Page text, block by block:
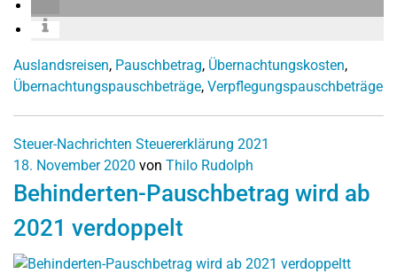
Auslandsreisen, Pauschbetrag, Übernachtungskosten,
Übernachtungspauschbeträge, Verpflegungspauschbeträge
Steuer-Nachrichten Steuererklärung 2021
18. November 2020 von Thilo Rudolph
Behinderten-Pauschbetrag wird ab
2021 verdoppelt